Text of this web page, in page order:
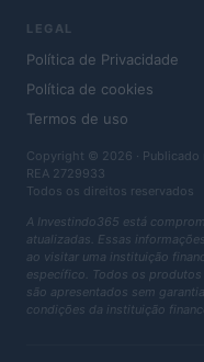
LEGAL
Política de Privacidade
Política de cookies
Termos de uso
Copyright © 2026 · Publicado
REA 2729933
Todos os direitos reservados
A Investindo365 está
atualizadas. Essas
ao visitar uma instituição
específico. Todos os
são apresentados sem
condições da instituição